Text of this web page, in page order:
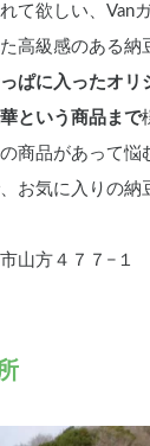
て欲しい、Van
高級感のある納
ぱに入ったオリ
という商品まで
商品があって悩
お気に入りの納
山方４７７−１